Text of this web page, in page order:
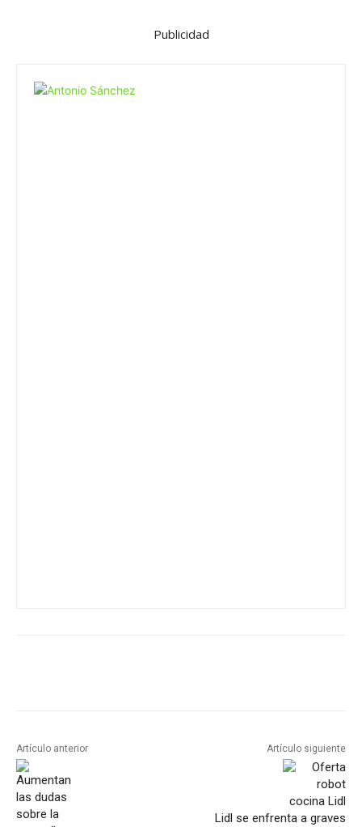
Publicidad
Artículo anterior Artículo siguiente
Lidl se enfrenta a graves